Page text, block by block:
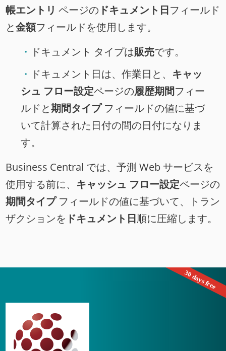
帳エントリ ページの ドキュメント日フィールド
と金額フィールドを使用します。
ドキュメント タイプは販売です。
ドキュメント日は、作業日と、 キャッ
シュ フロー設定ページの履歴期間フィー
ルドと期間タイプフィールドの値に基づ
いて計算された日付の間の日付になりま
す。
Business Central では、予測 Web サービスを
使用する前に、 キャッシュ フロー設定ページの
期間タイプフィールドの値に基づいて、トラン
ザクションを ドキュメント日順に圧縮します。